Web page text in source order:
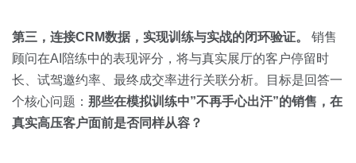
第三，连接CRM数据，实现训练与实战的闭环验证。
销售
顾问在AI陪练中的表现评分，将与真实展厅的客户停留时
长、试驾邀约率、最终成交率进行关联分析。目标是回答一
个核心问题： 那些在模拟训练中”不再手心出汗”的销售，在
真实高压客户面前是否同样从容？